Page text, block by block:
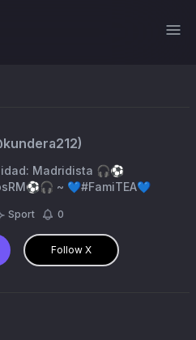
kundera212)
Madridista 🎧⚽
~ 💙#FamiTEA💙
Sport 0
Follow X